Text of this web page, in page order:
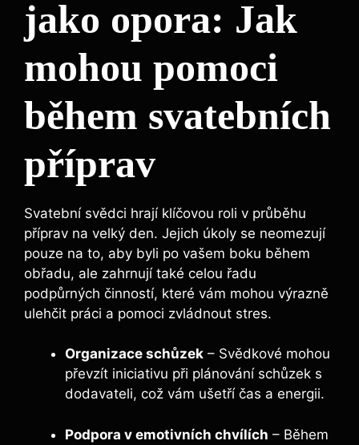
jako opora: Jak
mohou pomoci
během svatebních
příprav
Svatební svědci hrají klíčovou roli v průběhu
příprav na velký den. Jejich úkoly se neomezují
pouze na to, aby byli po vašem boku během
obřadu, ale zahrnují také celou řadu
podpůrných činností, které vám mohou výrazně
ulehčit práci a pomoci zvládnout stres.
Organizace schůzek – Svědkové mohou
převzít iniciativu při plánování schůzek s
dodavateli, což vám ušetří čas a energii.
Podpora v emotivních chvílích – Během